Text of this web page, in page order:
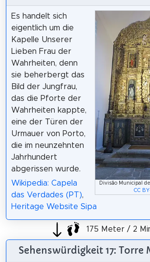
Divisão Municipal
CC
Es handelt sich
eigentlich um die
Kapelle Unserer
Lieben Frau der
Wahrheiten, denn
sie beherbergt das
Bild der Jungfrau,
das die Pforte der
Wahrheiten kappte,
eine der Türen der
Urmauer von Porto,
die im neunzehnten
Jahrhundert
abgerissen wurde.
Wikipedia: Capela
das Verdades (PT),
Heritage Website Sipa
175 Meter / 2
Sehenswürdigkeit 17: Torre